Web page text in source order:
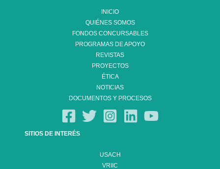
INICIO
QUIÉNES SOMOS
FONDOS CONCURSABLES
PROGRAMAS DE APOYO
REVISTAS
PROYECTOS
ÉTICA
NOTICIAS
DOCUMENTOS Y PROCESOS
SITIOS DE INTERÉS
USACH
VRIIC